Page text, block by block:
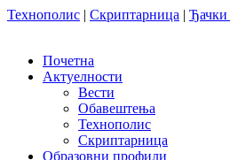
Технополис | Скриптарница | Ђачки
Почетна
Актуелности
Вести
Обавештења
Технополис
Скриптарница
Образовни профили